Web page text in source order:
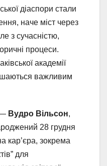
діаспори стали
наче міст через
з сучасністю,
процеси.
академії
важливим
— Вудро Вільсон,
28 грудня
кар’єра, зокрема
для